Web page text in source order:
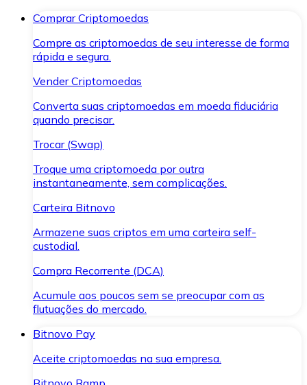
Comprar Criptomoedas
Compre as criptomoedas de seu interesse de forma
rápida e segura.
Vender Criptomoedas
Converta suas criptomoedas em moeda fiduciária
quando precisar.
Trocar (Swap)
Troque uma criptomoeda por outra
instantaneamente, sem complicações.
Carteira Bitnovo
Armazene suas criptos em uma carteira self-
custodial.
Compra Recorrente (DCA)
Acumule aos poucos sem se preocupar com as
flutuações do mercado.
Bitnovo Pay
Aceite criptomoedas na sua empresa.